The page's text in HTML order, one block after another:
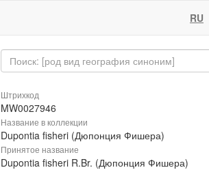
RU
Штрихкод
MW0027946
Название в коллекции
Dupontia fisheri (Дюпонция Фишера)
Принятое название
Dupontia fisheri R.Br. (Дюпонция Фишера)